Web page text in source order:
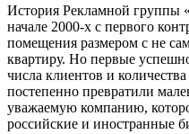
История Рекламной группы
начале 2000-х с первого
помещения размером с не
квартиру. Но первые
числа клиентов и
постепенно превратили
уважаемую компанию,
российские и иностранные